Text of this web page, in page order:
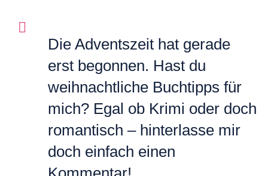
Die Adventszeit hat gerade
erst begonnen. Hast du
weihnachtliche Buchtipps für
mich? Egal ob Krimi oder doch
romantisch – hinterlasse mir
doch einfach einen